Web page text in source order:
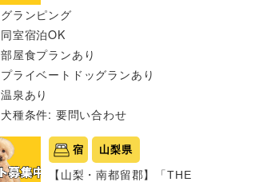
グランピング
同室宿泊OK
部屋食プランあり
プライベートドッグランあり
温泉あり
犬種条件: 要問い合わせ
宿 山梨県
【山梨・南都留郡】「THE